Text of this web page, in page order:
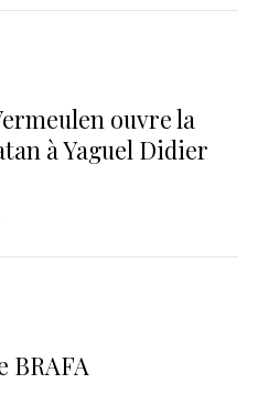
ouvre la
à Yaguel Didier
BRAFA